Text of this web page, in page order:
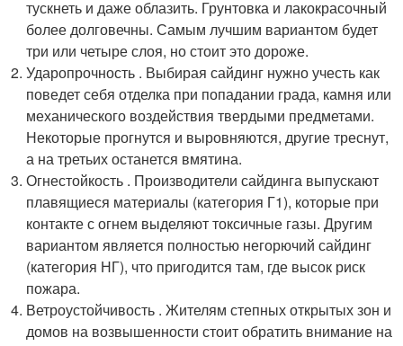
тускнеть и даже облазить. Грунтовка и лакокрасочный
более долговечны. Самым лучшим вариантом будет
три или четыре слоя, но стоит это дороже.
Ударопрочность . Выбирая сайдинг нужно учесть как
поведет себя отделка при попадании града, камня или
механического воздействия твердыми предметами.
Некоторые прогнутся и выровняются, другие треснут,
а на третьих останется вмятина.
Огнестойкость . Производители сайдинга выпускают
плавящиеся материалы (категория Г1), которые при
контакте с огнем выделяют токсичные газы. Другим
вариантом является полностью негорючий сайдинг
(категория НГ), что пригодится там, где высок риск
пожара.
Ветроустойчивость . Жителям степных открытых зон и
домов на возвышенности стоит обратить внимание на